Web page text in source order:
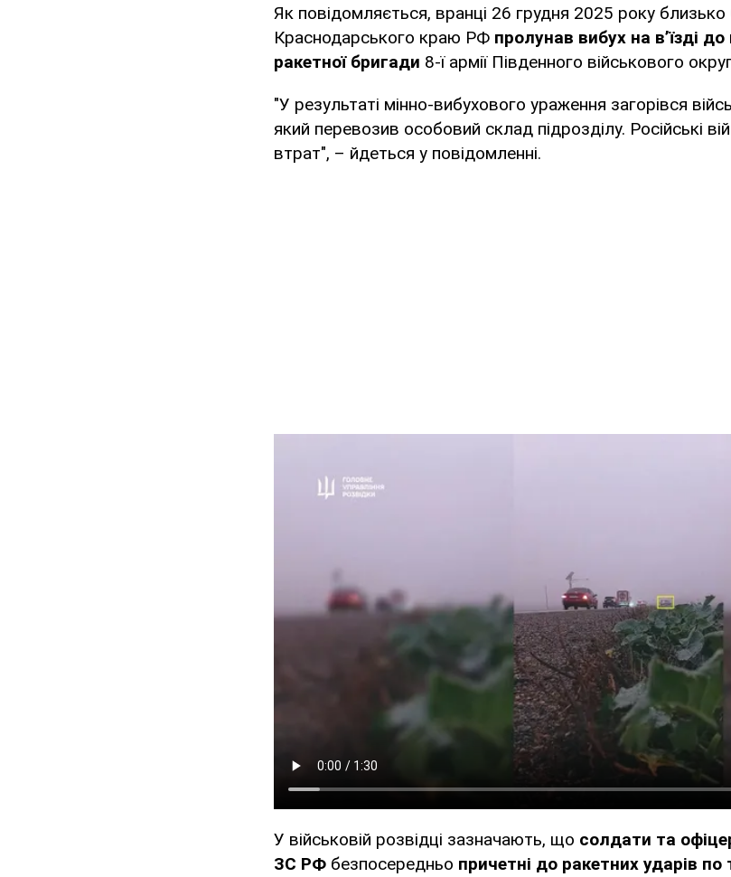
Як повідомляється, вранці 26 грудня 2025 року близько
Краснодарського краю РФ пролунав вибух на в’їзді
ракетної бригади 8-ї армії Південного військового
"У результаті мінно-вибухового ураження загорівся
який перевозив особовий склад підрозділу. Російські
втрат", – йдеться у повідомленні.
У військовій розвідці зазначають, що солдати та
ЗС РФ безпосередньо причетні до ракетних ударів по